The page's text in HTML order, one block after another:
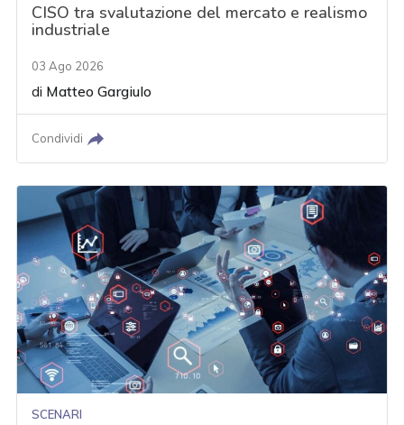
CISO tra svalutazione del mercato e realismo
industriale
03 Ago 2026
di Matteo Gargiulo
Condividi
SCENARI